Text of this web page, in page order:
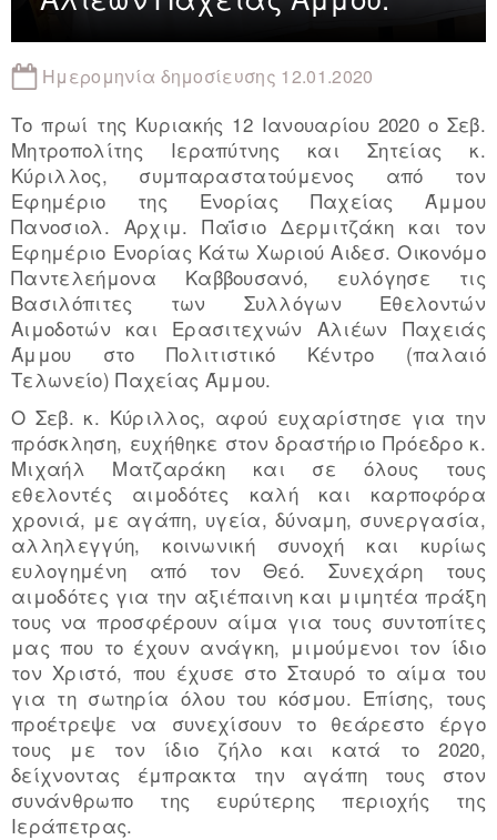
Ημερομηνία δημοσίευσης 12.01.2020
Το πρωί της Κυριακής 12 Ιανουαρίου 2020 ο Σεβ.
Μητροπολίτης Ιεραπύτνης και Σητείας κ.
Κύριλλος, συμπαραστατούμενος από τον
Εφημέριο της Ενορίας Παχείας Άμμου
Πανοσιολ. Αρχιμ. Παΐσιο Δερμιτζάκη και τον
Εφημέριο Ενορίας Κάτω Χωριού Αιδεσ. Οικονόμο
Παντελεήμονα Καββουσανό, ευλόγησε τις
Βασιλόπιτες των Συλλόγων Εθελοντών
Αιμοδοτών και Ερασιτεχνών Αλιέων Παχειάς
Άμμου στο Πολιτιστικό Κέντρο (παλαιό
Τελωνείο) Παχείας Άμμου.
Ο Σεβ. κ. Κύριλλος, αφού ευχαρίστησε για την
πρόσκληση, ευχήθηκε στον δραστήριο Πρόεδρο κ.
Μιχαήλ Ματζαράκη και σε όλους τους
εθελοντές αιμοδότες καλή και καρποφόρα
χρονιά, με αγάπη, υγεία, δύναμη, συνεργασία,
αλληλεγγύη, κοινωνική συνοχή και κυρίως
ευλογημένη από τον Θεό. Συνεχάρη τους
αιμοδότες για την αξιέπαινη και μιμητέα πράξη
τους να προσφέρουν αίμα για τους συντοπίτες
μας που το έχουν ανάγκη, μιμούμενοι τον ίδιο
τον Χριστό, που έχυσε στο Σταυρό το αίμα του
για τη σωτηρία όλου του κόσμου. Επίσης, τους
προέτρεψε να συνεχίσουν το θεάρεστο έργο
τους με τον ίδιο ζήλο και κατά το 2020,
δείχνοντας έμπρακτα την αγάπη τους στον
συνάνθρωπο της ευρύτερης περιοχής της
Ιεράπετρας.